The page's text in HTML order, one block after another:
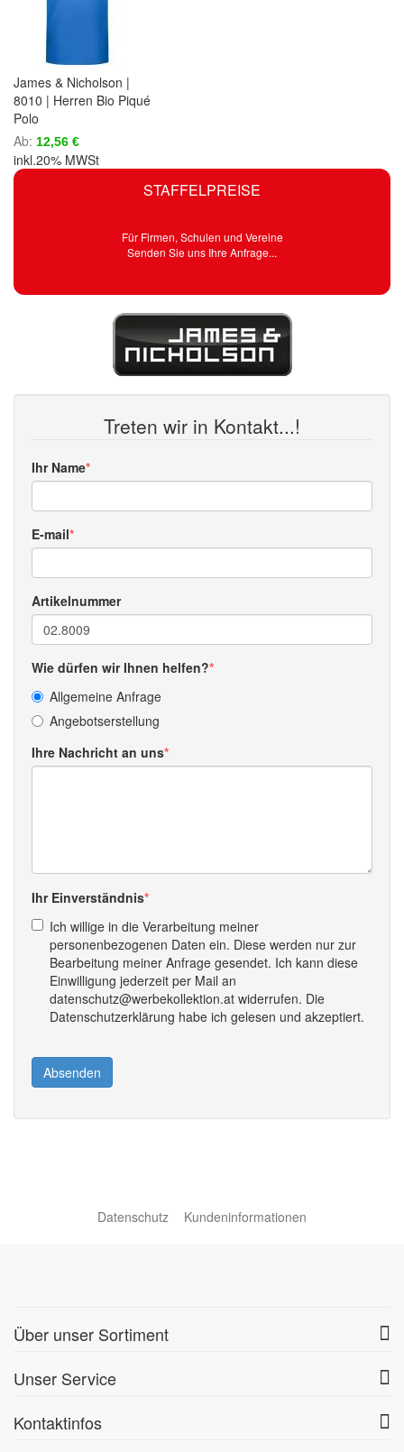
STAFFELPREISE
Für Firmen, Schulen und Vereine
Senden Sie uns Ihre Anfrage...
Treten wir in Kontakt...!
Ihr Name
E-mail
Artikelnummer
Wie dürfen wir Ihnen helfen?
Allgemeine Anfrage
Angebotserstellung
Ihre Nachricht an uns
Ihr Einverständnis
Ich willige in die Verarbeitung meiner
personenbezogenen Daten ein. Diese werden nur zur
Bearbeitung meiner Anfrage gesendet. Ich kann diese
Einwilligung jederzeit per Mail an
datenschutz@werbekollektion.at widerrufen. Die
Datenschutzerklärung habe ich gelesen und akzeptiert.
Absenden
James & Nicholson |
8010 | Herren Bio Piqué
Polo
Ab 12,56 €
inkl.20% MWSt
Datenschutz Kundeninformationen
Über unser Sortiment
Unser Service
Kontaktinfos